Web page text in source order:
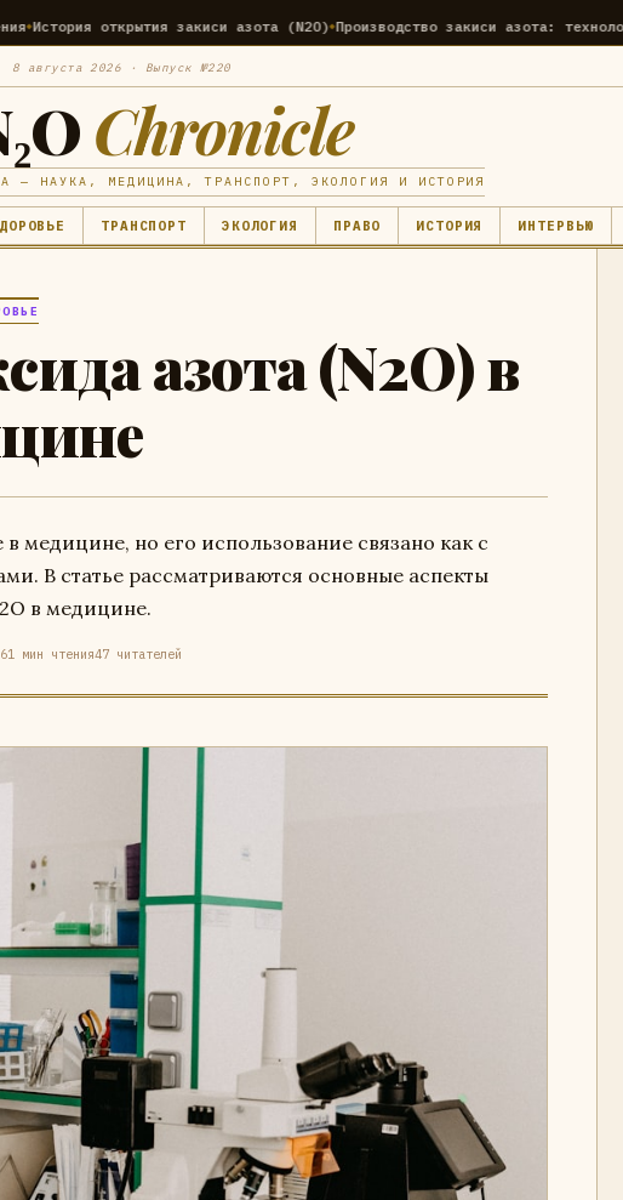
закиси азота (N2O) Производство закиси азота: технологии и
8 августа 2026 · Выпуск №220
Chronicle
— НАУКА, МЕДИЦИНА, ТРАНСПОРТ, ЭКОЛОГИЯ И ИСТОРИЯ
ТРАНСПОРТ ЭКОЛОГИЯ ПРАВО ИСТОРИЯ ИНТЕРВЬЮ
азота (N2O) в
медицине, но его использование связано как с
В статье рассматриваются основные аспекты
в медицине.
1 мин чтения47 читателей